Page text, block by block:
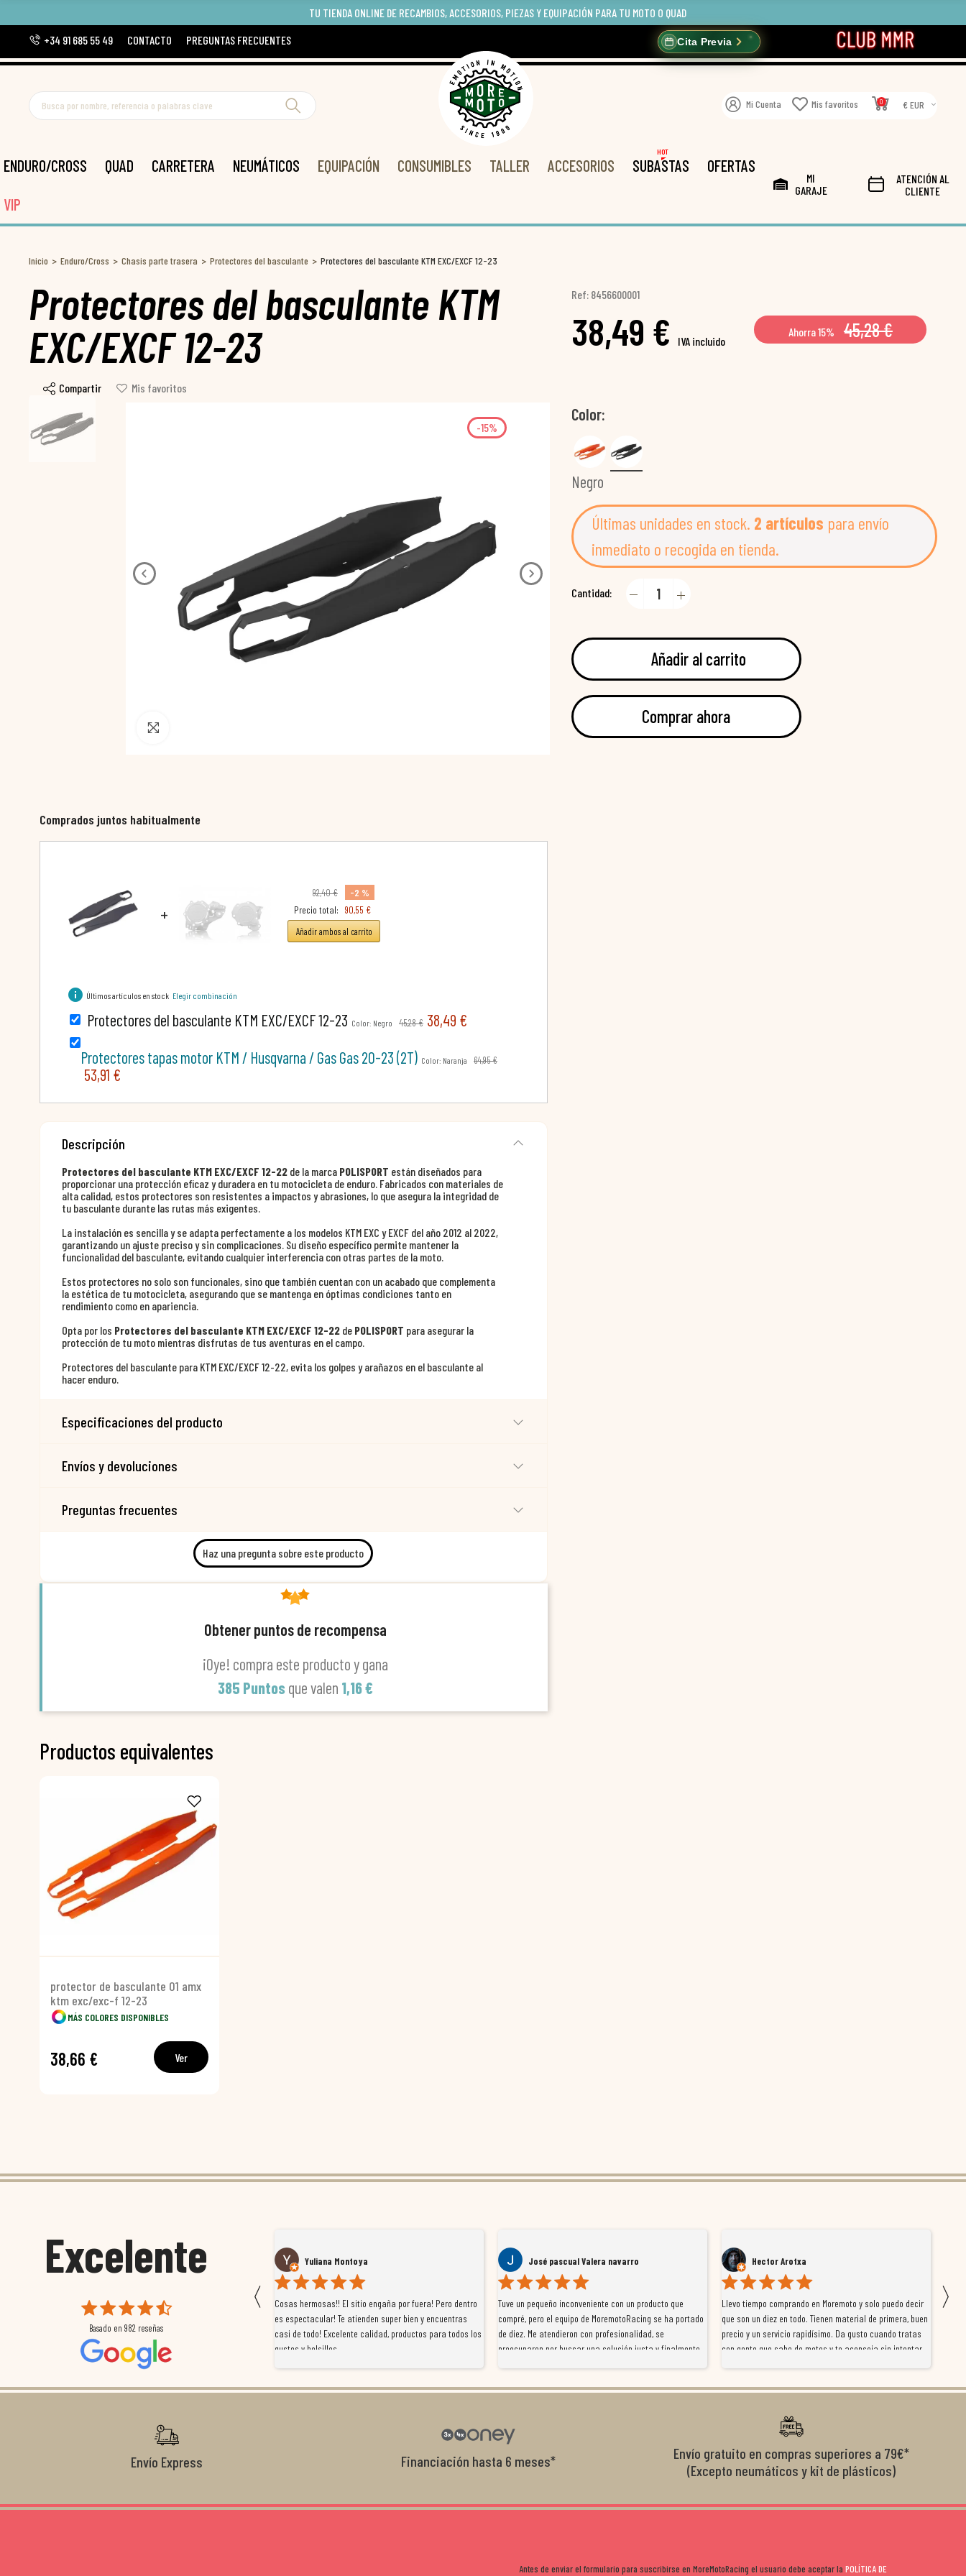
TU TIENDA ONLINE DE RECAMBIOS, ACCESORIOS, PIEZAS Y EQUIPACIÓN PARA TU MOTO O QUAD
+34 91 685 55 49
CONTACTO PREGUNTAS FRECUENTES Cita Previa
Mi Cuenta Mis favoritos 0 € EUR
ENDURO/CROSS QUAD CARRETERA NEUMÁTICOS EQUIPACIÓN CONSUMIBLES TALLER ACCESORIOS SUBASTAS
HOT
OFERTAS
VIP
MI
GARAJE
ATENCIÓN AL
CLIENTE
Inicio Enduro/Cross Chasis parte trasera Protectores del basculante Protectores del basculante KTM EXC/EXCF 12-23
Protectores del basculante KTM
EXC/EXCF 12-23
Compartir Mis favoritos
Ref: 8456600001
38,49 € IVA incluido
Ahorra 15% 45,28 €
-15%
Color
Negro
Últimas unidades en stock. 2 artículos para envío
inmediato o recogida en tienda.
Cantidad:
Añadir al carrito
Comprar ahora
Comprados juntos habitualmente
+
92,40 €
-2 %
Precio total: 90,55 €
Añadir ambos al carrito
info Últimos artículos en stock Elegir combinación
Protectores del basculante KTM EXC/EXCF 12-23 Color: Negro 45,28 € 38,49 €
Protectores tapas motor KTM / Husqvarna / Gas Gas 20-23 (2T) Color: Naranja 64,95 €
53,91 €
Descripción
Protectores del basculante KTM EXC/EXCF 12-22 de la marca POLISPORT están diseñados para
proporcionar una protección eficaz y duradera en tu motocicleta de enduro. Fabricados con materiales de
alta calidad, estos protectores son resistentes a impactos y abrasiones, lo que asegura la integridad de
tu basculante durante las rutas más exigentes.
La instalación es sencilla y se adapta perfectamente a los modelos KTM EXC y EXCF del año 2012 al 2022,
garantizando un ajuste preciso y sin complicaciones. Su diseño específico permite mantener la
funcionalidad del basculante, evitando cualquier interferencia con otras partes de la moto.
Estos protectores no solo son funcionales, sino que también cuentan con un acabado que complementa
la estética de tu motocicleta, asegurando que se mantenga en óptimas condiciones tanto en
rendimiento como en apariencia.
Opta por los Protectores del basculante KTM EXC/EXCF 12-22 de POLISPORT para asegurar la
protección de tu moto mientras disfrutas de tus aventuras en el campo.
Protectores del basculante para KTM EXC/EXCF 12-22, evita los golpes y arañazos en el basculante al
hacer enduro.
Especificaciones del producto
Envíos y devoluciones
Preguntas frecuentes
Haz una pregunta sobre este producto
Obtener puntos de recompensa
¡Oye! compra este producto y gana
385 Puntos que valen 1,16 €
Productos equivalentes
protector de basculante 01 amx
ktm exc/exc-f 12-23
MÁS COLORES DISPONIBLES
38,66 € Ver
Excelente
Basado en 982 reseñas
〈
Susana García Luis
Magnífica atención al cliente. Tuvimos un pequeño
retraso en el pedido y desde el minuto uno se
preocuparon por ayudarnos en todo. Gracias a Sergio,
magnífico gestor... atento, amable, un servicio de 10.
Gracias de nuevo por todo!
Yuliana Montoya
Cosas hermosas!! El sitio engaña por fuera! Pero dentro
es espectacular! Te atienden super bien y encuentras
casi de todo! Excelente calidad, productos para todos los
gustos y bolsillos
José pascual Valera navarro
Tuve un pequeño inconveniente con un producto que
compré, pero el equipo de MoremotoRacing se ha portado
de diez. Me atendieron con profesionalidad, se
preocuparon por buscar una solución justa y finalmente
con el cliente, y me ofrecieron unas condiciones de
Hector Arotxa
Llevo tiempo comprando en Moremoto y solo puedo decir
que son un diez en todo. Tienen material de primera, buen
precio y un servicio rapidísimo. Da gusto cuando tratas
con gente que sabe de motos y te aconseja sin intentar
el cliente y que disfrutan lo que hacen. Si te gusta la
sitio. Calidad, rapidez y buen rollo. ??️
años
〉
Envío Express Financiación hasta 6 meses*
Envío gratuito en compras superiores a 79€*
(Excepto neumáticos y kit de plásticos)
Antes de enviar el formulario para suscribirse en MoreMotoRacing el usuario debe aceptar la POLÍTICA DE